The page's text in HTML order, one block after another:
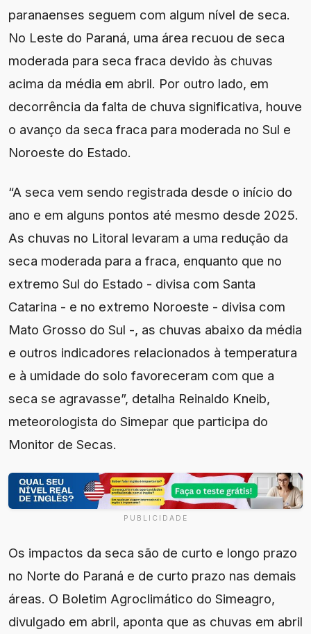
paranaenses seguem com algum nível de seca.
No Leste do Paraná, uma área recuou de seca
moderada para seca fraca devido às chuvas
acima da média em abril. Por outro lado, em
decorrência da falta de chuva significativa, houve
o avanço da seca fraca para moderada no Sul e
Noroeste do Estado.
“A seca vem sendo registrada desde o início do
ano e em alguns pontos até mesmo desde 2025.
As chuvas no Litoral levaram a uma redução da
seca moderada para a fraca, enquanto que no
extremo Sul do Estado - divisa com Santa
Catarina - e no extremo Noroeste - divisa com
Mato Grosso do Sul -, as chuvas abaixo da média
e outros indicadores relacionados à temperatura
e à umidade do solo favoreceram com que a
seca se agravasse”, detalha Reinaldo Kneib,
meteorologista do Simepar que participa do
Monitor de Secas.
PUBLICIDADE
Os impactos da seca são de curto e longo prazo
no Norte do Paraná e de curto prazo nas demais
áreas. O Boletim Agroclimático do Simeagro,
divulgado em abril, aponta que as chuvas em abril